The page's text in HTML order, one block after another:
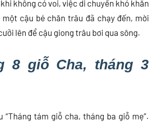
không có voi, việc di chuyển khó khăn
cậu bé chăn trâu đã chạy đến, mời
lên để cậu giong trâu bơi qua sông.
8 giỗ Cha, tháng 3
“Tháng tám giỗ cha, tháng ba giỗ mẹ”.